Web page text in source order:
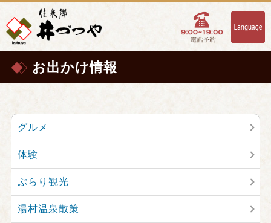
お出かけ情報
グルメ
体験
ぶらり観光
湯村温泉散策